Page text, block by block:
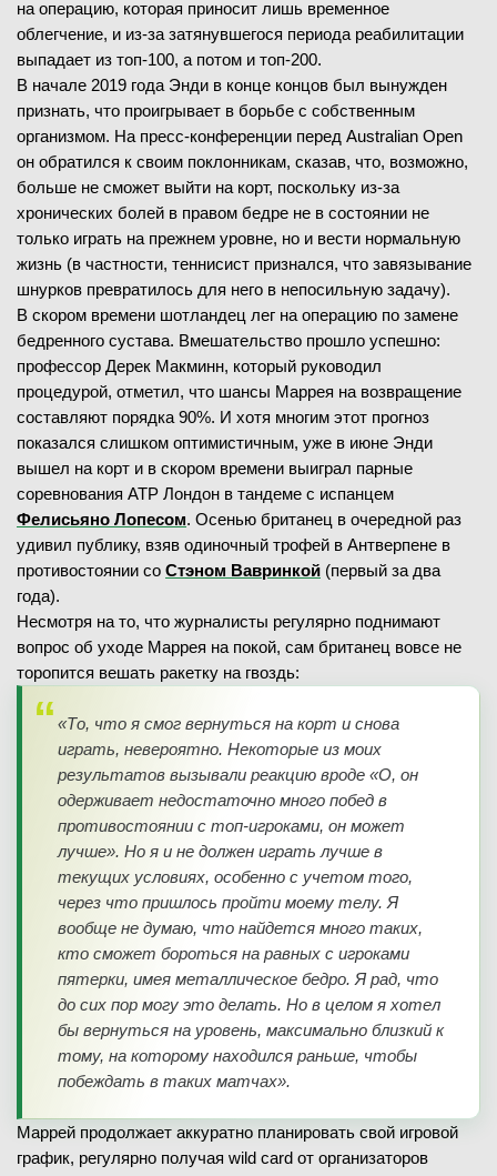
на операцию, которая приносит лишь временное
облегчение, и из-за затянувшегося периода реабилитации
выпадает из топ-100, а потом и топ-200.
В начале 2019 года Энди в конце концов был вынужден
признать, что проигрывает в борьбе с собственным
организмом. На пресс-конференции перед Australian Open
он обратился к своим поклонникам, сказав, что, возможно,
больше не сможет выйти на корт, поскольку из-за
хронических болей в правом бедре не в состоянии не
только играть на прежнем уровне, но и вести нормальную
жизнь (в частности, теннисист признался, что завязывание
шнурков превратилось для него в непосильную задачу).
В скором времени шотландец лег на операцию по замене
бедренного сустава. Вмешательство прошло успешно:
профессор Дерек Макминн, который руководил
процедурой, отметил, что шансы Маррея на возвращение
составляют порядка 90%. И хотя многим этот прогноз
показался слишком оптимистичным, уже в июне Энди
вышел на корт и в скором времени выиграл парные
соревнования ATP Лондон в тандеме с испанцем
Фелисьяно Лопесом. Осенью британец в очередной раз
удивил публику, взяв одиночный трофей в Антверпене в
противостоянии со Стэном Вавринкой (первый за два
года).
Несмотря на то, что журналисты регулярно поднимают
вопрос об уходе Маррея на покой, сам британец вовсе не
торопится вешать ракетку на гвоздь:
«То, что я смог вернуться на корт и снова
играть, невероятно. Некоторые из моих
результатов вызывали реакцию вроде «О, он
одерживает недостаточно много побед в
противостоянии с топ-игроками, он может
лучше». Но я и не должен играть лучше в
текущих условиях, особенно с учетом того,
через что пришлось пройти моему телу. Я
вообще не думаю, что найдется много таких,
кто сможет бороться на равных с игроками
пятерки, имея металлическое бедро. Я рад, что
до сих пор могу это делать. Но в целом я хотел
бы вернуться на уровень, максимально близкий к
тому, на которому находился раньше, чтобы
побеждать в таких матчах».
Маррей продолжает аккуратно планировать свой игровой
график, регулярно получая wild card от организаторов